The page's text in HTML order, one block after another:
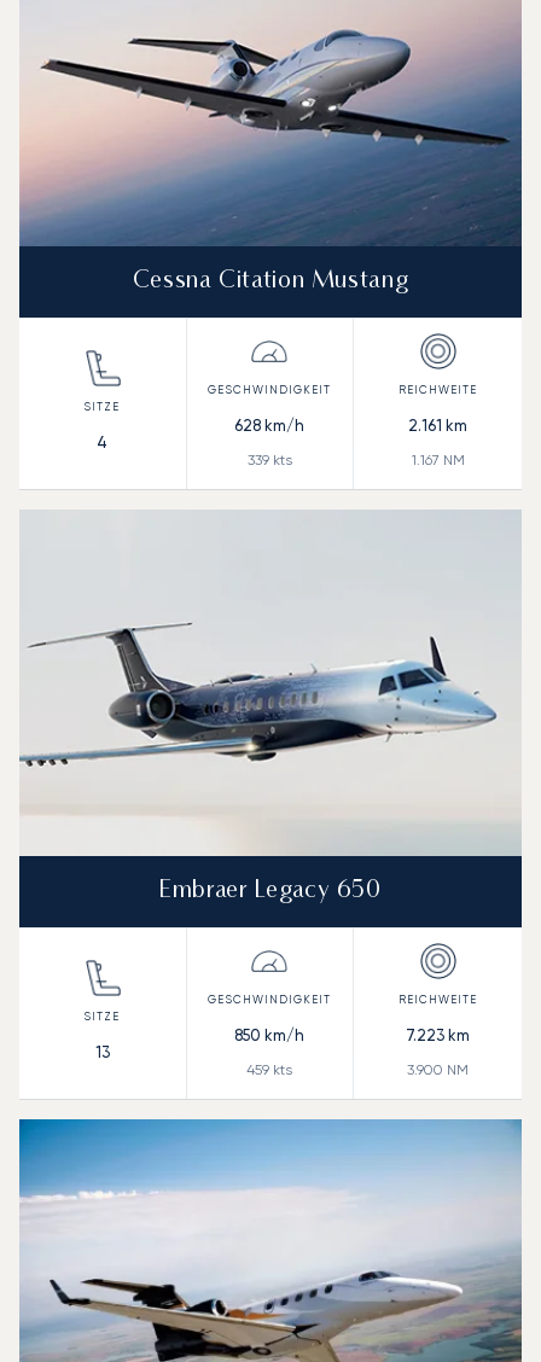
Cessna Citation Mustang
4
628 km/h
339kts
2.161 km
1.167 NM
Embraer Legacy 650
13
850 km/h
459 kts
7.223 km
3.900 NM